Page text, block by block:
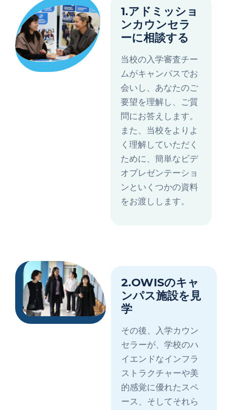
1.アドミッショ
ンカウンセラ
ーに相談する
当校の入学審査チー
ムがキャンパスでお
会いし、あなたのご
要望を理解し、ご質
問にお答えします。
また、当校をよりよ
く理解していただく
ために、簡単なビデ
オプレゼンテーショ
ンといくつかの資料
をお渡しします。
2.OWISのキャ
ンパス施設を見
学
その後、入学カウン
セラーが、学校のハ
イエンドなインフラ
ストラクチャーや美
的感覚に優れたスペ
ース、そしてそれら